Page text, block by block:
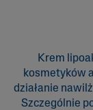
Krem
kosmetyków
działanie
Szczególnie